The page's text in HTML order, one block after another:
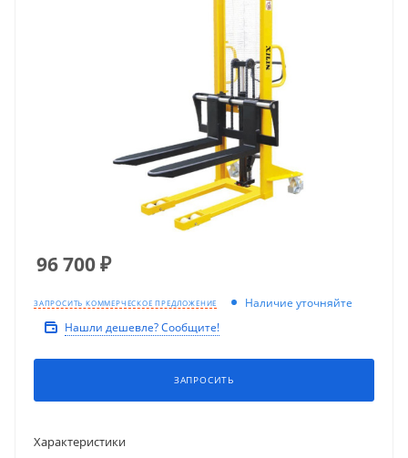
96 700₽
ЗАПРОСИТЬ КОММЕРЧЕСКОЕ ПРЕДЛОЖЕНИЕ
Наличие уточняйте
Нашли дешевле? Сообщите!
ЗАПРОСИТЬ
Характеристики